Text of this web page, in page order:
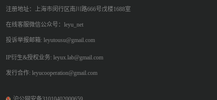
注册地址：上海市闵行区南川路666号戊楼1688室
在线客服微信公众号：leyu_net
投诉举报邮箱: leyutousu@gmail.com
IP衍生&授权业务: leyux.lab@gmail.com
发行合作: leyucooperation@gmail.com